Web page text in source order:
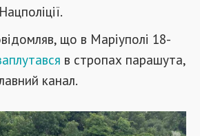
що в Маріуполі 18-
в стропах парашута,
канал.